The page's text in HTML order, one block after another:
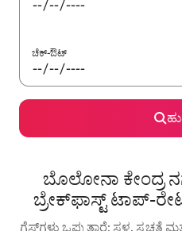
ಚೆಕ್-ಔಟ್
ಬೊಲೋನಾ ಕೇಂದ್ರ
ಬ್ರೇಕ್‌ಫಾಸ್ಟ್‌‌ ಟಾಪ್-
ಗೆಸ್ಟ್‌ಗಳು ಒಪ್ಪುತ್ತಾರೆ: ಸ್ಥಳ, ಸ್ವಚ್ಛತೆ